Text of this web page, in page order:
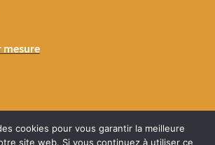
mesure
cookies pour vous garantir la meilleure
site web. Si vous continuez à utiliser ce